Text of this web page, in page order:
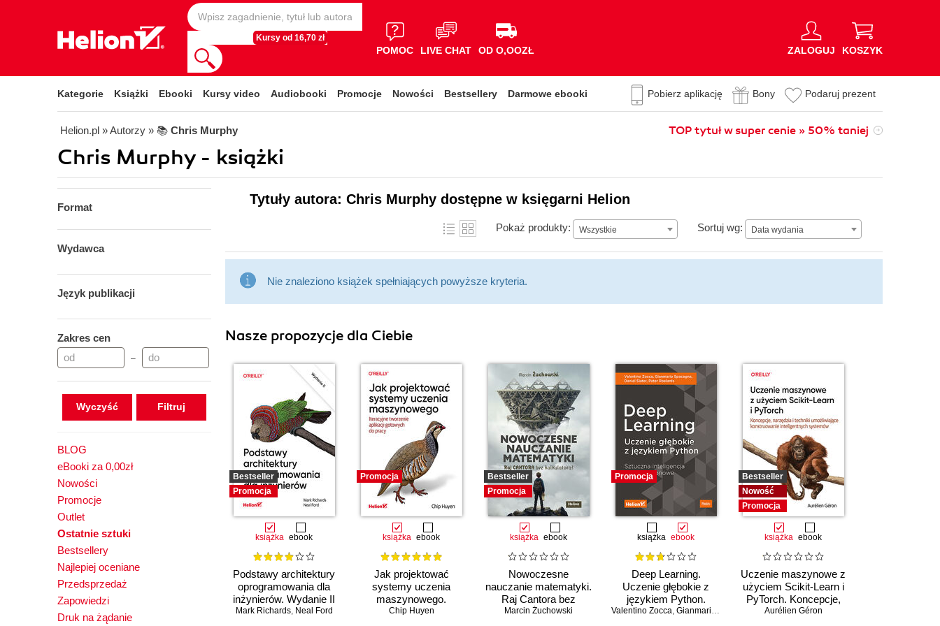
Kursy od 16,70 zł
POMOC LIVE CHAT OD O,OOZŁ ZALOGUJ KOSZYK
Kategorie Książki Ebooki Kursy video Audiobooki Promocje Nowości Bestsellery Darmowe ebooki Pobierz aplikację Bony Podaruj prezent
Helion.pl » Autorzy » 📚 Chris Murphy TOP tytuł w super cenie » 50% taniej
Chris Murphy - książki
Format
Wydawca
Język publikacji
Zakres cen
–
Wyczyść
BLOG
eBooki za 0,00zł
Nowości
Promocje
Outlet
Ostatnie sztuki
Bestsellery
Najlepiej oceniane
Przedsprzedaż
Zapowiedzi
Druk na żądanie
Tytuły autora: Chris Murphy dostępne w księgarni Helion
Pokaż produkty: Wszystkie Sortuj wg: Data wydania
Data wydania
Nie znaleziono książek spełniających powyższe kryteria.
Nasze propozycje dla Ciebie
Bestseller
Promocja
książka ebook
Podstawy architektury
oprogramowania dla
inżynierów. Wydanie II
Mark Richards, Neal Ford
Promocja
książka ebook
Jak projektować
systemy uczenia
maszynowego.
Iteracyjne tworzenie
Chip Huyen
Bestseller
Promocja
książka ebook
Nowoczesne
nauczanie matematyki.
Raj Cantora bez
kalkulatora?
Marcin Żuchowski
Promocja
książka ebook
Deep Learning.
Uczenie głębokie z
językiem Python.
Sztuczna inteligencja i
Valentino Zocca, Gianmario Spacagna Daniel Slater,Peter Roelants
Bestseller
Nowość
Promocja
książka ebook
Uczenie maszynowe z
użyciem Scikit-Learn i
PyTorch. Koncepcje,
narzędzia i techniki
Aurélien Géron